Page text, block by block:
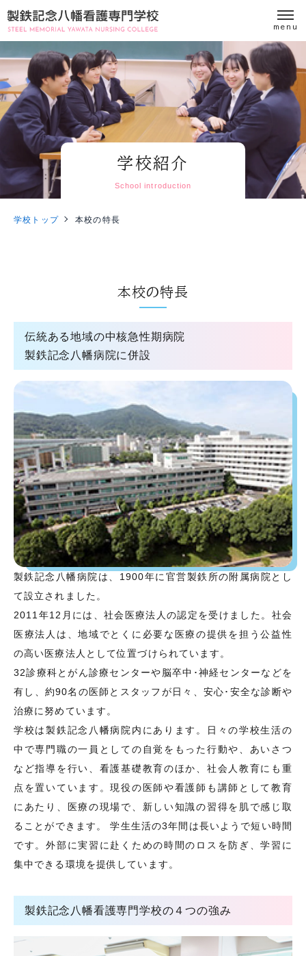
学校紹介
School introduction
学校トップ 本校の特長
本校の特長
伝統ある地域の中核急性期病院
製鉄記念八幡病院に併設
製鉄記念八幡病院は、1900年に官営製鉄所の附属病院とし
て設立されました。
2011年12月には、社会医療法人の認定を受けました。社会
医療法人は、地域でとくに必要な医療の提供を担う公益性
の高い医療法人として位置づけられています。
32診療科とがん診療センターや脳卒中･神経センターなどを
有し、約90名の医師とスタッフが日々、安心･安全な診断や
治療に努めています。
学校は製鉄記念八幡病院内にあります。日々の学校生活の
中で専門職の一員としての自覚をもった行動や、あいさつ
など指導を行い、看護基礎教育のほか、社会人教育にも重
点を置いています。現役の医師や看護師も講師として教育
にあたり、医療の現場で、新しい知識の習得を肌で感じ取
ることができます。 学生生活の3年間は長いようで短い時間
です。外部に実習に赴くための時間のロスを防ぎ、学習に
集中できる環境を提供しています。
製鉄記念八幡看護専門学校の４つの強み